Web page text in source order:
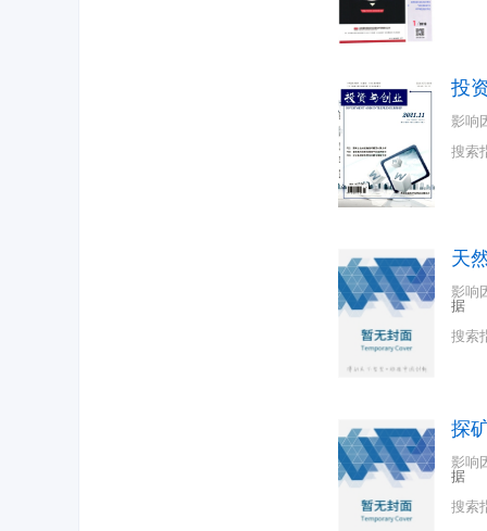
投
影响
搜索
天
影响
据
搜索
探
影响
据
搜索